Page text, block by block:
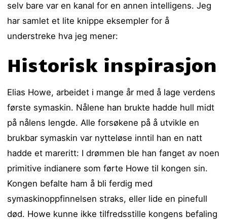
selv bare var en kanal for en annen intelligens. Jeg
har samlet et lite knippe eksempler for å
understreke hva jeg mener:
Historisk inspirasjon
Elias Howe, arbeidet i mange år med å lage verdens
første symaskin. Nålene han brukte hadde hull midt
på nålens lengde. Alle forsøkene på å utvikle en
brukbar symaskin var nytteløse inntil han en natt
hadde et mareritt: I drømmen ble han fanget av noen
primitive indianere som førte Howe til kongen sin.
Kongen befalte ham å bli ferdig med
symaskinoppfinnelsen straks, eller lide en pinefull
død. Howe kunne ikke tilfredsstille kongens befaling